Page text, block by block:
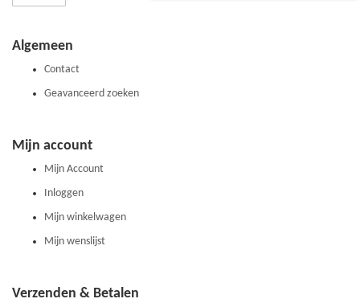
u
nieuwsbrief
Algemeen
Contact
Geavanceerd zoeken
Mijn account
Mijn Account
Inloggen
Mijn winkelwagen
Mijn wenslijst
Verzenden & Betalen